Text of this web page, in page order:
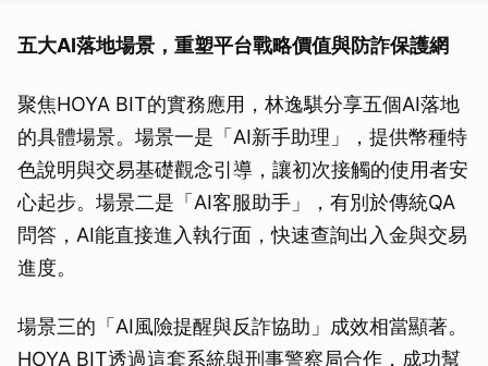
五大AI落地場景，重塑平台戰略價值與防詐保護網
聚焦HOYA BIT的實務應用，林逸騏分享五個AI落地
的具體場景。場景一是「AI新手助理」，提供幣種特
色說明與交易基礎觀念引導，讓初次接觸的使用者安
心起步。場景二是「AI客服助手」，有別於傳統QA
問答，AI能直接進入執行面，快速查詢出入金與交易
進度。
場景三的「AI風險提醒與反詐協助」成效相當顯著。
HOYA BIT透過這套系統與刑事警察局合作，成功幫